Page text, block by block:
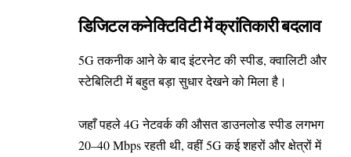
डिजिटल कनेक्टिविटी में क्रांतिकारी बदलाव
5G तकनीक आने के बाद इंटरनेट की स्पीड, क्वालिटी और
स्टेबिलिटी में बहुत बड़ा सुधार देखने को मिला है।
जहाँ पहले 4G नेटवर्क की औसत डाउनलोड स्पीड लगभग
20–40 Mbps रहती थी, वहीं 5G कई शहरों और क्षेत्रों में